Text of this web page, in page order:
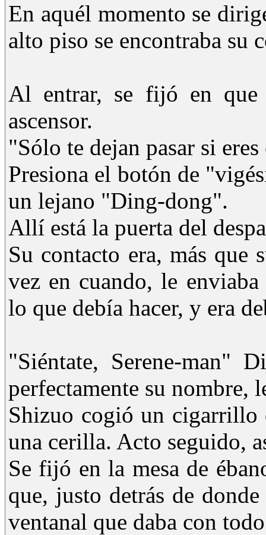
En aquél momento se
alto piso se encontraba su
Al entrar, se fijó en que
ascensor.
"Sólo te dejan pasar si
Presiona el botón de
un lejano "Ding-dong".
Allí está la puerta del
Su contacto era, más que
vez en cuando, le
lo que debía hacer, y era
"Siéntate, Serene-man"
perfectamente su nombre,
Shizuo cogió un cigarrillo
una cerilla. Acto seguido,
Se fijó en la mesa de
que, justo detrás de
ventanal que daba con